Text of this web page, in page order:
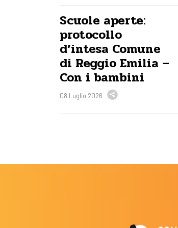
Scuole aperte:
protocollo
d’intesa Comune
di Reggio Emilia –
Con i bambini
08 Luglio 2026